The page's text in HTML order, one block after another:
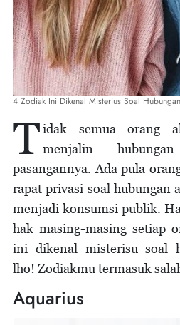
4 Zodiak Ini Dikenal Misterius Soal
Tidak semua orang
menjalin
pasangannya. Ada pula
rapat privasi soal hubungan
menjadi konsumsi publik.
hak masing-masing setiap
ini dikenal misterisu soal
lho! Zodiakmu termasuk
Aquarius